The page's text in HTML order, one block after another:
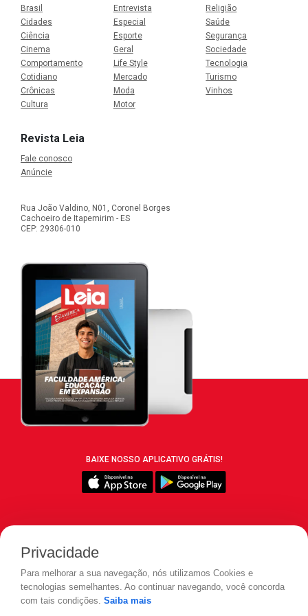
Brasil
Cidades
Ciência
Cinema
Comportamento
Cotidiano
Crônicas
Cultura
Entrevista
Especial
Esporte
Geral
Life Style
Mercado
Moda
Motor
Religião
Saúde
Segurança
Sociedade
Tecnologia
Turismo
Vinhos
Revista Leia
Fale conosco
Anúncie
Rua João Valdino, N01, Coronel Borges
Cachoeiro de Itapemirim - ES
CEP: 29306-010
BAIXE NOSSO APLICATIVO GRÁTIS!
Privacidade
Para melhorar a sua navegação, nós utilizamos Cookies e
tecnologias semelhantes. Ao continuar navegando, você concorda
com tais condições. Saiba mais